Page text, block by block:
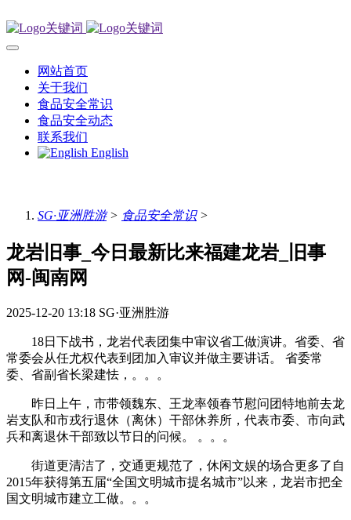
网站首页
关于我们
食品安全常识
食品安全动态
联系我们
English
SG·亚洲胜游> 食品安全常识>
龙岩旧事_今日最新比来福建龙岩_旧事
网-闽南网
2025-12-20 13:18 SG·亚洲胜游
18日下战书，龙岩代表团集中审议省工做演讲。省委、省
常委会从任尤权代表到团加入审议并做主要讲话。 省委常
委、省副省长梁建怯，。。。
昨日上午，市带领魏东、王龙率领春节慰问团特地前去龙
岩支队和市戎行退休（离休）干部休养所，代表市委、市向武
兵和离退休干部致以节日的问候。 。。。
街道更清洁了，交通更规范了，休闲文娱的场合更多了自
2015年获得第五届“全国文明城市提名城市”以来，龙岩市把全
国文明城市建立工做。。。